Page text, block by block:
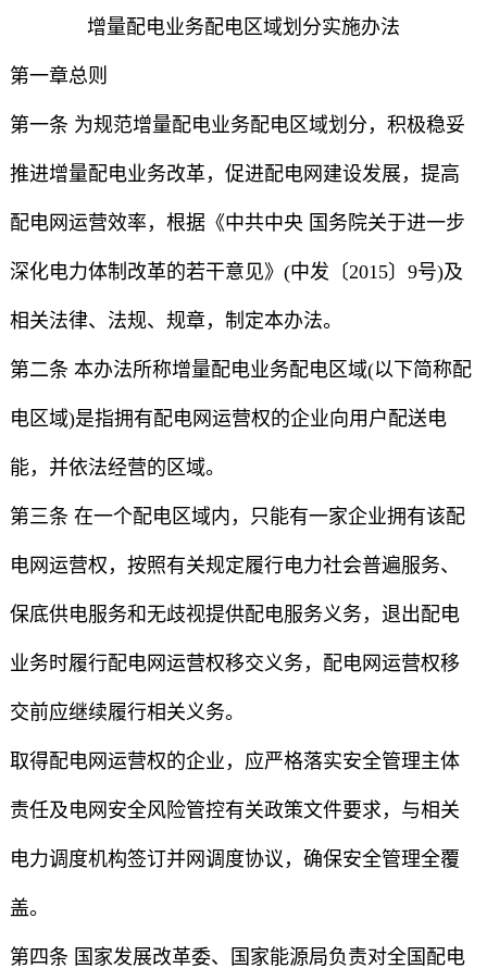
增量配电业务配电区域划分实施办法
第一章总则
第一条 为规范增量配电业务配电区域划分，积极稳妥
推进增量配电业务改革，促进配电网建设发展，提高
配电网运营效率，根据《中共中央 国务院关于进一步
深化电力体制改革的若干意见》(中发〔2015〕9号)及
相关法律、法规、规章，制定本办法。
第二条 本办法所称增量配电业务配电区域(以下简称配
电区域)是指拥有配电网运营权的企业向用户配送电
能，并依法经营的区域。
第三条 在一个配电区域内，只能有一家企业拥有该配
电网运营权，按照有关规定履行电力社会普遍服务、
保底供电服务和无歧视提供配电服务义务，退出配电
业务时履行配电网运营权移交义务，配电网运营权移
交前应继续履行相关义务。
取得配电网运营权的企业，应严格落实安全管理主体
责任及电网安全风险管控有关政策文件要求，与相关
电力调度机构签订并网调度协议，确保安全管理全覆
盖。
第四条 国家发展改革委、国家能源局负责对全国配电